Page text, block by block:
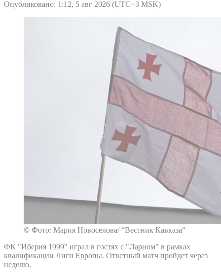
Опубликовано: 1:12, 5 авг 2026 (UTC+3 MSK)
© Фото: Мария Новоселова/ “Вестник Кавказа“
ФК "Иберия 1999" играл в гостях с "Ларном" в рамках
квалификации Лиги Европы. Ответный матч пройдет через
неделю.